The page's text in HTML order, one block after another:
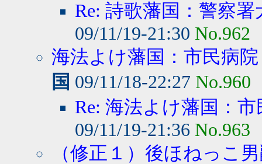
Re: 詩歌藩国：警察署
09/11/19-21:30 No.962
海法よけ藩国：市民病
国 09/11/18-22:27 No.960
Re: 海法よけ藩国：
09/11/19-21:36 No.963
（修正１）後ほねっこ